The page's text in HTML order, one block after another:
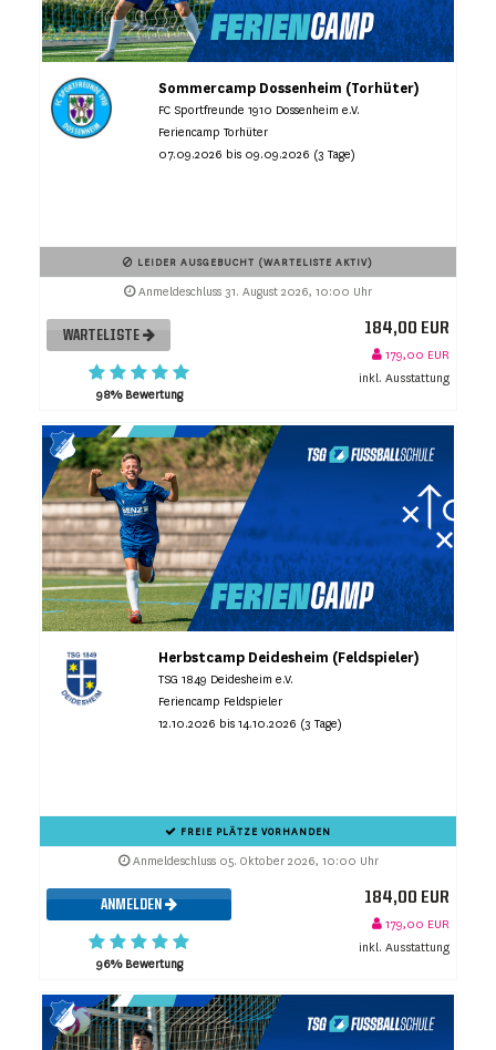
Sommercamp Dossenheim (Torhüter)
FC Sportfreunde 1910 Dossenheim e.V.
Feriencamp Torhüter
07.09.2026 bis 09.09.2026 (3 Tage)
LEIDER AUSGEBUCHT (WARTELISTE AKTIV)
Anmeldeschluss 31. August 2026, 10:00 Uhr
WARTELISTE
98% Bewertung
184,00 EUR
179,00 EUR
inkl. Ausstattung
Herbstcamp Deidesheim (Feldspieler)
TSG 1849 Deidesheim e.V.
Feriencamp Feldspieler
12.10.2026 bis 14.10.2026 (3 Tage)
FREIE PLÄTZE VORHANDEN
Anmeldeschluss 05. Oktober 2026, 10:00 Uhr
ANMELDEN
96% Bewertung
184,00 EUR
179,00 EUR
inkl. Ausstattung